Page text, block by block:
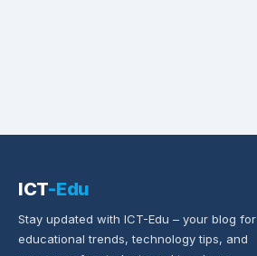
ICT-Edu
Stay updated with ICT-Edu – your blog for
educational trends, technology tips, and